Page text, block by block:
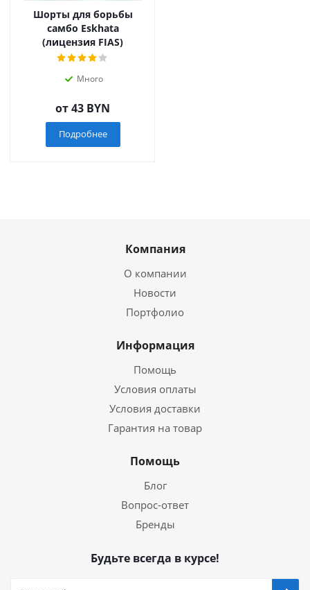
Шорты для борьбы
самбо Eskhata
(лицензия FIAS)
Много
от43 BYN
Подробнее
Компания
О компании
Новости
Портфолио
Информация
Помощь
Условия оплаты
Условия доставки
Гарантия на товар
Помощь
Блог
Вопрос-ответ
Бренды
Будьте всегда в курсе!